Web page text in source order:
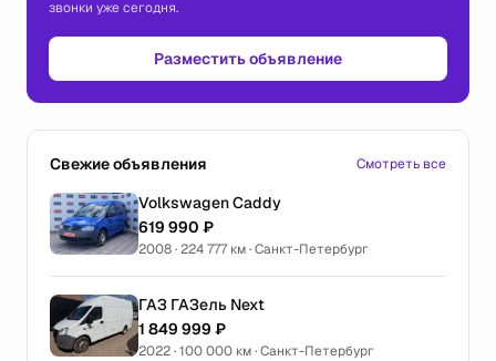
звонки уже сегодня.
Разместить объявление
Свежие объявления Смотреть все
Volkswagen Caddy
619 990 ₽
2008 · 224 777 км · Санкт-Петербург
ГАЗ ГАЗель Next
1 849 999 ₽
2022 · 100 000 км · Санкт-Петербург